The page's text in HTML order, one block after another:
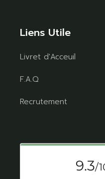
Liens Utile
Livret d'Acceuil
F.A.Q
Recrutement